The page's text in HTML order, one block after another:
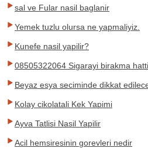
sal ve Fular nasil baglanir
Yemek tuzlu olursa ne yapmaliyiz.
Kunefe nasil yapilir?
08505322064 Sigarayi birakma hatti
Beyaz esya seciminde dikkat
Kolay cikolatali Kek Yapimi
Ayva Tatlisi Nasil Yapilir
Acil hemsiresinin gorevleri nedir